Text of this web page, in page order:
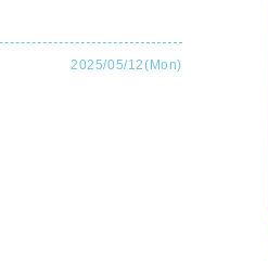
2025/05/12(Mon)